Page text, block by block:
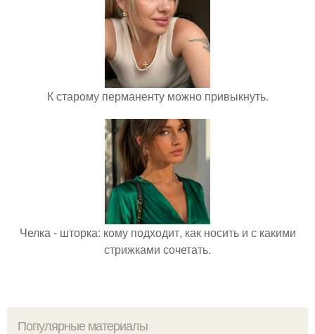
К старому перманенту можно привыкнуть.
Челка - шторка: кому подходит, как носить и с какими
стрижками сочетать.
Популярные материалы